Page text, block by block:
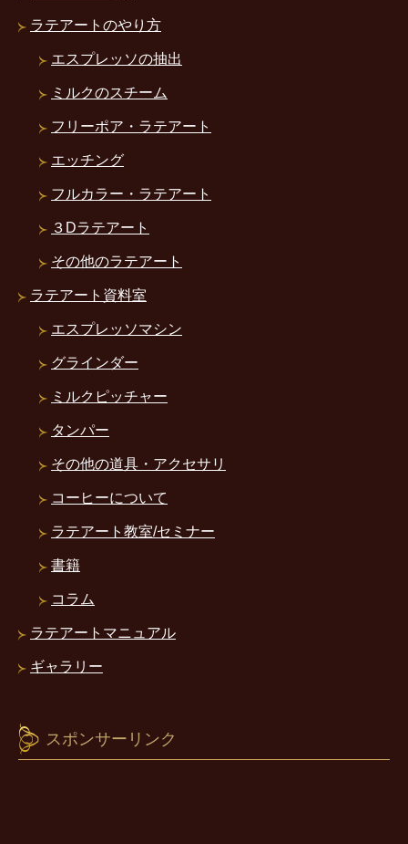
ラテアートのやり方
エスプレッソの抽出
ミルクのスチーム
フリーポア・ラテアート
エッチング
フルカラー・ラテアート
３Dラテアート
その他のラテアート
ラテアート資料室
エスプレッソマシン
グラインダー
ミルクピッチャー
タンパー
その他の道具・アクセサリ
コーヒーについて
ラテアート教室/セミナー
書籍
コラム
ラテアートマニュアル
ギャラリー
スポンサーリンク